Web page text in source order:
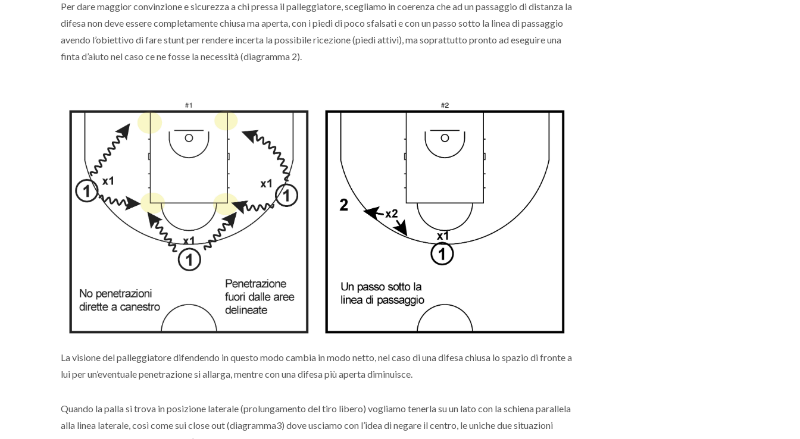
Per dare maggior convinzione e sicurezza a chi pressa il palleggiatore, scegliamo in coerenza che ad un passaggio di distanza la
difesa non deve essere completamente chiusa ma aperta, con i piedi di poco sfalsati e con un passo sotto la linea di passaggio
avendo l’obiettivo di fare stunt per rendere incerta la possibile ricezione (piedi attivi), ma soprattutto pronto ad eseguire una
finta d’aiuto nel caso ce ne fosse la necessità (diagramma 2).
La visione del palleggiatore difendendo in questo modo cambia in modo netto, nel caso di una difesa chiusa lo spazio di fronte a
lui per un’eventuale penetrazione si allarga, mentre con una difesa più aperta diminuisce.
Quando la palla si trova in posizione laterale (prolungamento del tiro libero) vogliamo tenerla su un lato con la schiena parallela
alla linea laterale, così come sui close out (diagramma3) dove usciamo con l’idea di negare il centro, le uniche due situazioni